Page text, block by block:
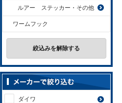
ルアー ステッカー・その他
ワームフック
絞込みを解除する
ダイワ